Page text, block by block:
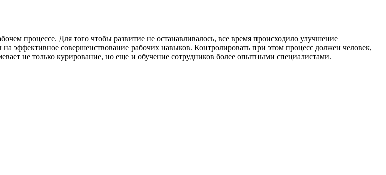
процессе. Для того чтобы развитие не останавливалось, все время происходило улучшение
эффективное совершенствование рабочих навыков. Контролировать при этом процесс должен человек,
не только курирование, но еще и обучение сотрудников более опытными специалистами.